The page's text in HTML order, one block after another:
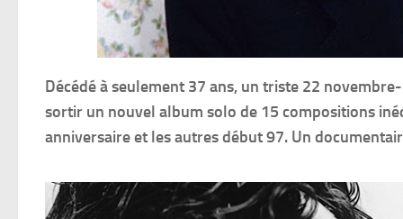
Décédé à seulement 37 ans, un triste 22
sortir un nouvel album solo de 15 compositions
anniversaire et les autres début 97. Un